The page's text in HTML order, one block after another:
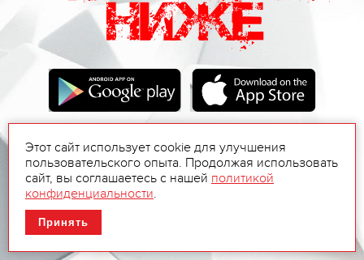
Этот сайт использует cookie для улучшения
пользовательского опыта. Продолжая использовать
сайт, вы соглашаетесь с нашей политикой
конфиденциальности.
Принять